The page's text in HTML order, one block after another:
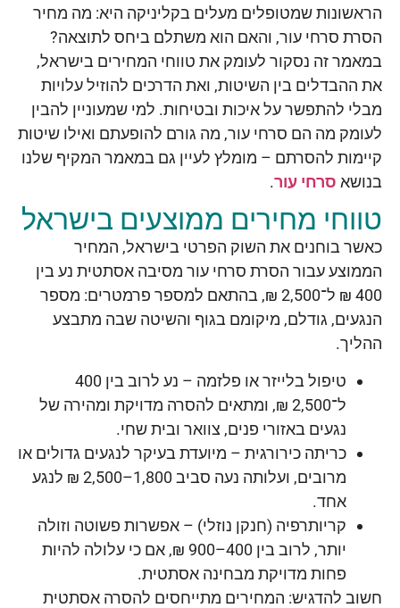
הראשונות שמטופלים מעלים בקליניקה היא: מה מחיר
הסרת סרחי עור, והאם הוא משתלם ביחס לתוצאה?
במאמר זה נסקור לעומק את טווחי המחירים בישראל,
את ההבדלים בין השיטות, ואת הדרכים להוזיל עלויות
מבלי להתפשר על איכות ובטיחות. למי שמעוניין להבין
לעומק מה הם סרחי עור, מה גורם להופעתם ואילו שיטות
קיימות להסרתם – מומלץ לעיין גם במאמר המקיף שלנו
בנושא סרחי עור.
טווחי מחירים ממוצעים בישראל
כאשר בוחנים את השוק הפרטי בישראל, המחיר
הממוצע עבור הסרת סרחי עור מסיבה אסתטית נע בין
400 ₪ ל־2,500 ₪, בהתאם למספר פרמטרים: מספר
הנגעים, גודלם, מיקומם בגוף והשיטה שבה מתבצע
ההליך.
טיפול בלייזר או פלזמה – נע לרוב בין 400
ל־2,500 ₪, ומתאים להסרה מדויקת ומהירה של
נגעים באזורי פנים, צוואר ובית שחי.
כריתה כירורגית – מיועדת בעיקר לנגעים גדולים או
מרובים, ועלותה נעה סביב 1,800–2,500 ₪ לנגע
אחד.
קריותרפיה (חנקן נוזלי) – אפשרות פשוטה וזולה
יותר, לרוב בין 400–900 ₪, אם כי עלולה להיות
פחות מדויקת מבחינה אסתטית.
חשוב להדגיש: המחירים מתייחסים להסרה אסתטית